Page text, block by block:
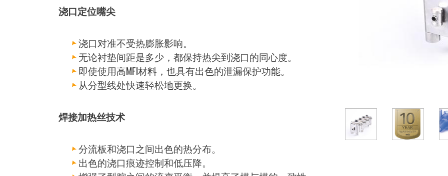
浇口定位嘴尖
浇口对准不受热膨胀影响。
无论衬垫间距是多少，都保持热尖到浇口的同心度。
即使使用高MFI材料，也具有出色的泄漏保护功能。
从分型线处快速轻松地更换。
焊接加热丝技术
分流板和浇口之间出色的热分布。
出色的浇口痕迹控制和低压降。